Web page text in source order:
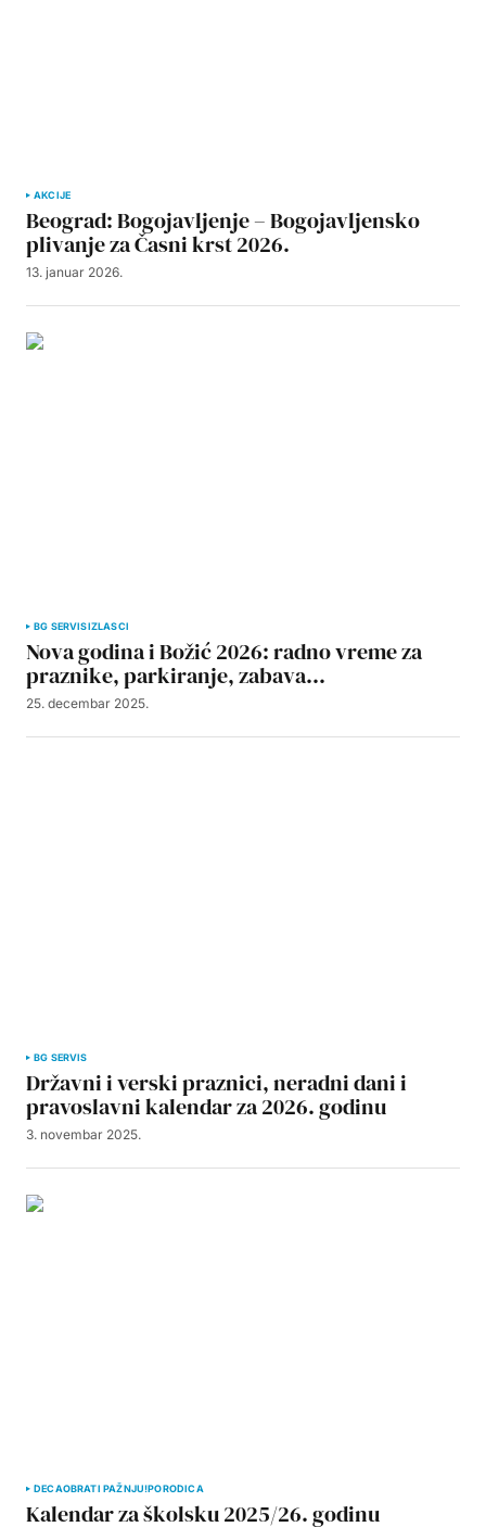
AKCIJE
Beograd: Bogojavljenje – Bogojavljensko
plivanje za Časni krst 2026.
13. januar 2026.
BG SERVISIZLASCI
Nova godina i Božić 2026: radno vreme za
praznike, parkiranje, zabava…
25. decembar 2025.
BG SERVIS
Državni i verski praznici, neradni dani i
pravoslavni kalendar za 2026. godinu
3. novembar 2025.
DECAOBRATI PAŽNJU!PORODICA
Kalendar za školsku 2025/26. godinu